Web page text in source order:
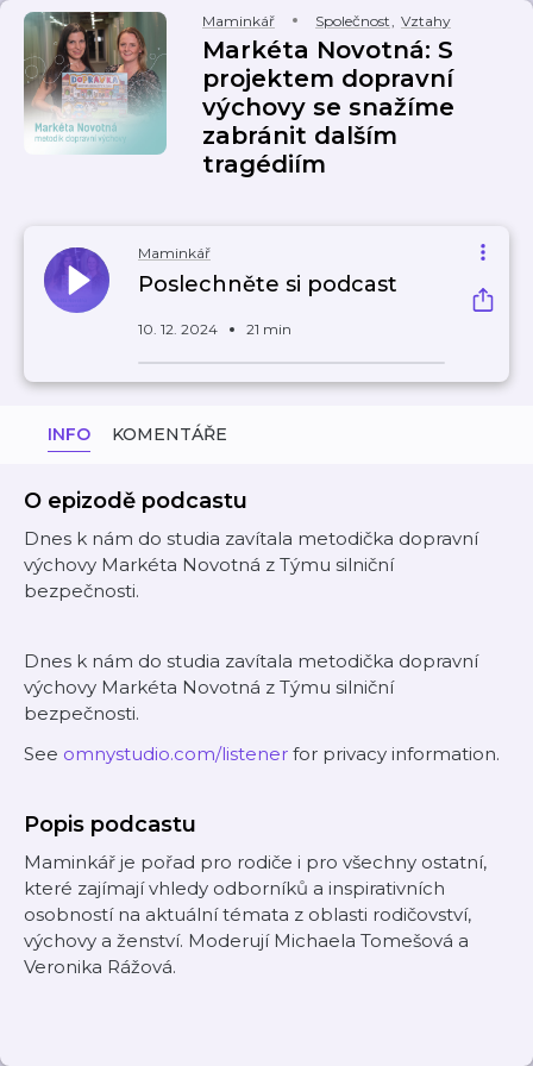
Maminkář Společnost, Vztahy
Markéta Novotná: S
projektem dopravní
výchovy se snažíme
zabránit dalším
tragédiím
Maminkář
Poslechněte si podcast
10. 12. 2024 21 min
INFO KOMENTÁŘE
O epizodě podcastu
Dnes k nám do studia zavítala metodička dopravní
výchovy Markéta Novotná z Týmu silniční
bezpečnosti.
Dnes k nám do studia zavítala metodička dopravní
výchovy Markéta Novotná z Týmu silniční
bezpečnosti.
See omnystudio.com/listener for privacy information.
Popis podcastu
Maminkář je pořad pro rodiče i pro všechny ostatní,
které zajímají vhledy odborníků a inspirativních
osobností na aktuální témata z oblasti rodičovství,
výchovy a ženství. Moderují Michaela Tomešová a
Veronika Rážová.